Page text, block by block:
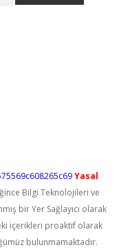
Yasal
Bilgi Teknolojileri ve
bir Yer Sağlayıcı olarak
içerikleri proaktif olarak
bulunmamaktadır.